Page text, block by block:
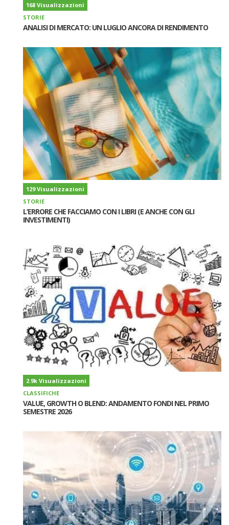
168 Visualizzazioni
STORIE
ANALISI DI MERCATO: UN LUGLIO ANCORA DI RENDIMENTO
129 Visualizzazioni
STORIE
L’ERRORE CHE FACCIAMO CON I LIBRI (E ANCHE CON GLI
INVESTIMENTI)
2.9k Visualizzazioni
CLASSIFICHE
VALUE, GROWTH O BLEND: ANDAMENTO FONDI NEL PRIMO
SEMESTRE 2026